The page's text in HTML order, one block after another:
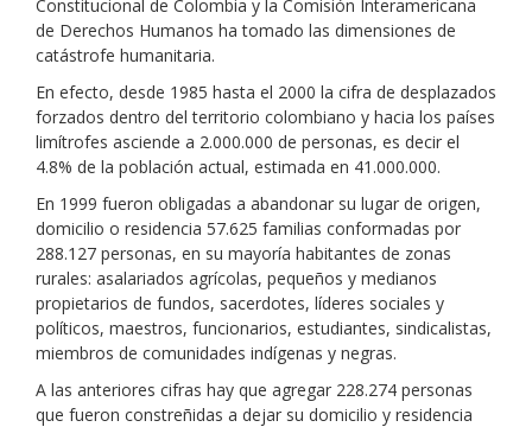
Constitucional de Colombia y la Comisión Interamericana
de Derechos Humanos ha tomado las dimensiones de
catástrofe humanitaria.
En efecto, desde 1985 hasta el 2000 la cifra de desplazados
forzados dentro del territorio colombiano y hacia los países
limítrofes asciende a 2.000.000 de personas, es decir el
4.8% de la población actual, estimada en 41.000.000.
En 1999 fueron obligadas a abandonar su lugar de origen,
domicilio o residencia 57.625 familias conformadas por
288.127 personas, en su mayoría habitantes de zonas
rurales: asalariados agrícolas, pequeños y medianos
propietarios de fundos, sacerdotes, líderes sociales y
políticos, maestros, funcionarios, estudiantes, sindicalistas,
miembros de comunidades indígenas y negras.
A las anteriores cifras hay que agregar 228.274 personas
que fueron constreñidas a dejar su domicilio y residencia